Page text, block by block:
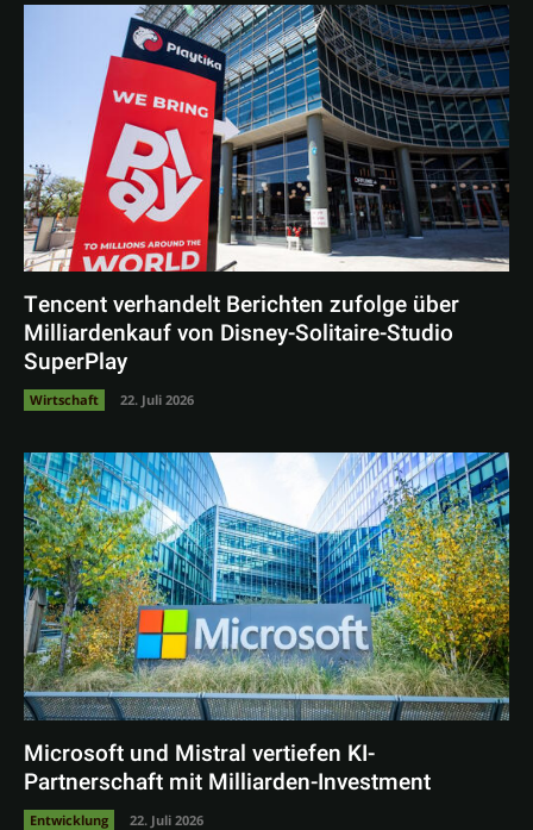
Tencent verhandelt Berichten zufolge über
Milliardenkauf von Disney-Solitaire-Studio
SuperPlay
Wirtschaft 22. Juli 2026
Microsoft und Mistral vertiefen KI-
Partnerschaft mit Milliarden-Investment
Entwicklung 22. Juli 2026